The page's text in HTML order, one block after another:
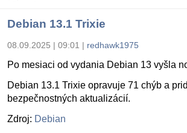
Debian 13.1 Trixie
08.09.2025 | 09:01 | redhawk1975
Po mesiaci od vydania Debian 13 vyšla
Debian 13.1 Trixie opravuje 71 chýb a
bezpečnostných aktualizácií.
Zdroj: Debian